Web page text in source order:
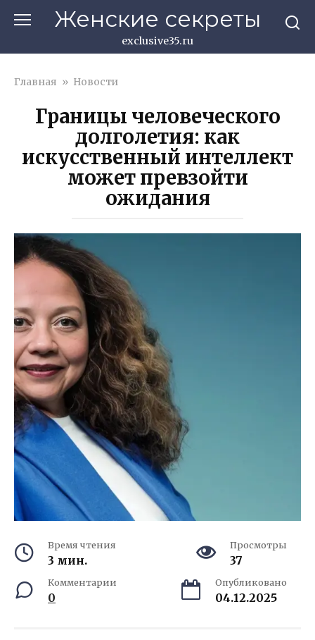
Женские секреты
exclusive35.ru
Главная » Новости
Границы человеческого
долголетия: как
искусственный интеллект
может превзойти
ожидания
Время чтения
3 мин.
Просмотры
37
Комментарии
0
Опубликовано
04.12.2025